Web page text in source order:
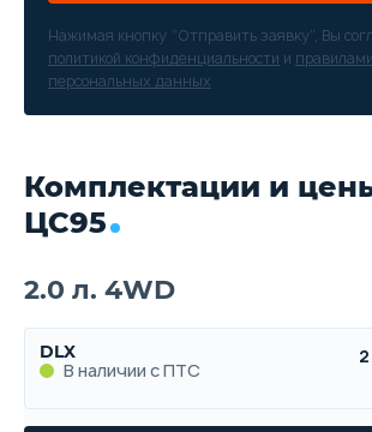
Нажимая кнопку “Отправить заявку”, Вы
политикой конфиденциальности и
персональных данных
Комплектации и
ЦС95
2.0 л. 4WD
DLX
В наличии с ПТС